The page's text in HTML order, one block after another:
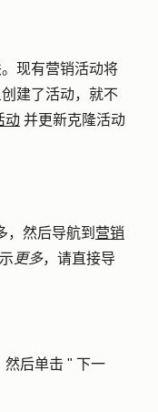
现有营销活动将
建了活动，就不
动 并更新克隆活动
，然后导航到 营销
更多，请直接导
然后单击 " 下一